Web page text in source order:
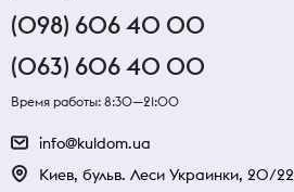
(098) 606 40 00
(063) 606 40 00
Время работы: 8:30—21:00
info@kuldom.ua
Киев, бульв. Леси Украинки, 20/22